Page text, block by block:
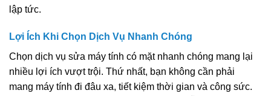
lập tức.
Lợi Ích Khi Chọn Dịch Vụ Nhanh Chóng
Chọn dịch vụ sửa máy tính có mặt nhanh chóng mang lại
nhiều lợi ích vượt trội. Thứ nhất, bạn không cần phải
mang máy tính đi đâu xa, tiết kiệm thời gian và công sức.